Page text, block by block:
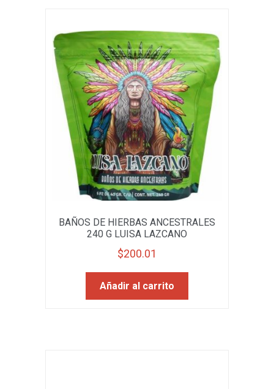
BAÑOS DE HIERBAS ANCESTRALES
240 G LUISA LAZCANO
$200.01
Añadir al carrito